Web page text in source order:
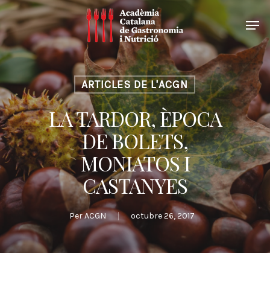
ARTICLES DE L'ACGN
LA TARDOR, ÈPOCA
DE BOLETS,
MONIATOS I
CASTANYES
PerACGN octubre 26, 2017